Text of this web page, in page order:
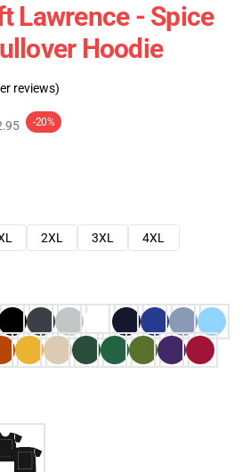
Lawrence - Spice
Hoodie
reviews)
-20%
2XL 3XL
4XL